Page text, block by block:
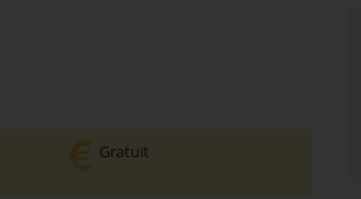
Gratuït